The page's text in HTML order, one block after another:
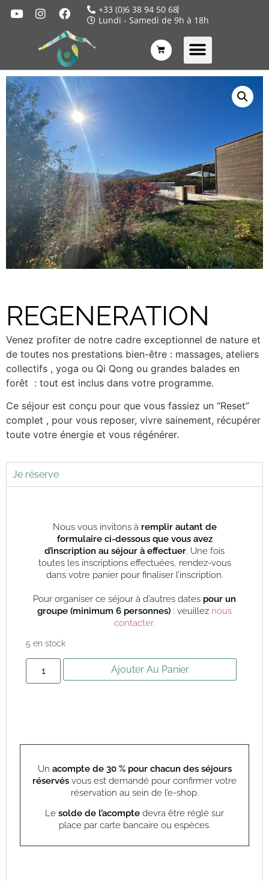
+33 (0)6 38 94 50 68
Lundi - Samedi de 9h à 18h
REGENERATION
Venez profiter de notre cadre exceptionnel de nature et
de toutes nos prestations bien-être : massages, ateliers
collectifs , yoga ou Qi Qong ou grandes balades en
forêt : tout est inclus dans votre programme.
Ce séjour est conçu pour que vous fassiez un “Reset”
complet , pour vous reposer, vivre sainement, récupérer
toute votre énergie et vous régénérer.
Je réserve
Nous vous invitons à remplir autant de
formulaire ci-dessous que vous avez
d’inscription au séjour à effectuer. Une fois
toutes les inscriptions effectuées, rendez-vous
dans votre panier pour finaliser l’inscription.
Pour organiser ce séjour à d’autres dates pour un
groupe (minimum 6 personnes) : veuillez nous
contacter.
5 en stock
Ajouter Au Panier
Un acompte de 30 % pour chacun des séjours
réservés vous est demandé pour confirmer votre
réservation au sein de l’e-shop.
Le solde de l’acompte devra être réglé sur
place par carte bancaire ou espèces.